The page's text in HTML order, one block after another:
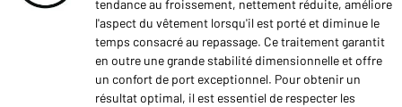
tendance au froissement, nettement réduite, améliore
l'aspect du vêtement lorsqu'il est porté et diminue le
temps consacré au repassage. Ce traitement garantit
en outre une grande stabilité dimensionnelle et offre
un confort de port exceptionnel. Pour obtenir un
résultat optimal, il est essentiel de respecter les